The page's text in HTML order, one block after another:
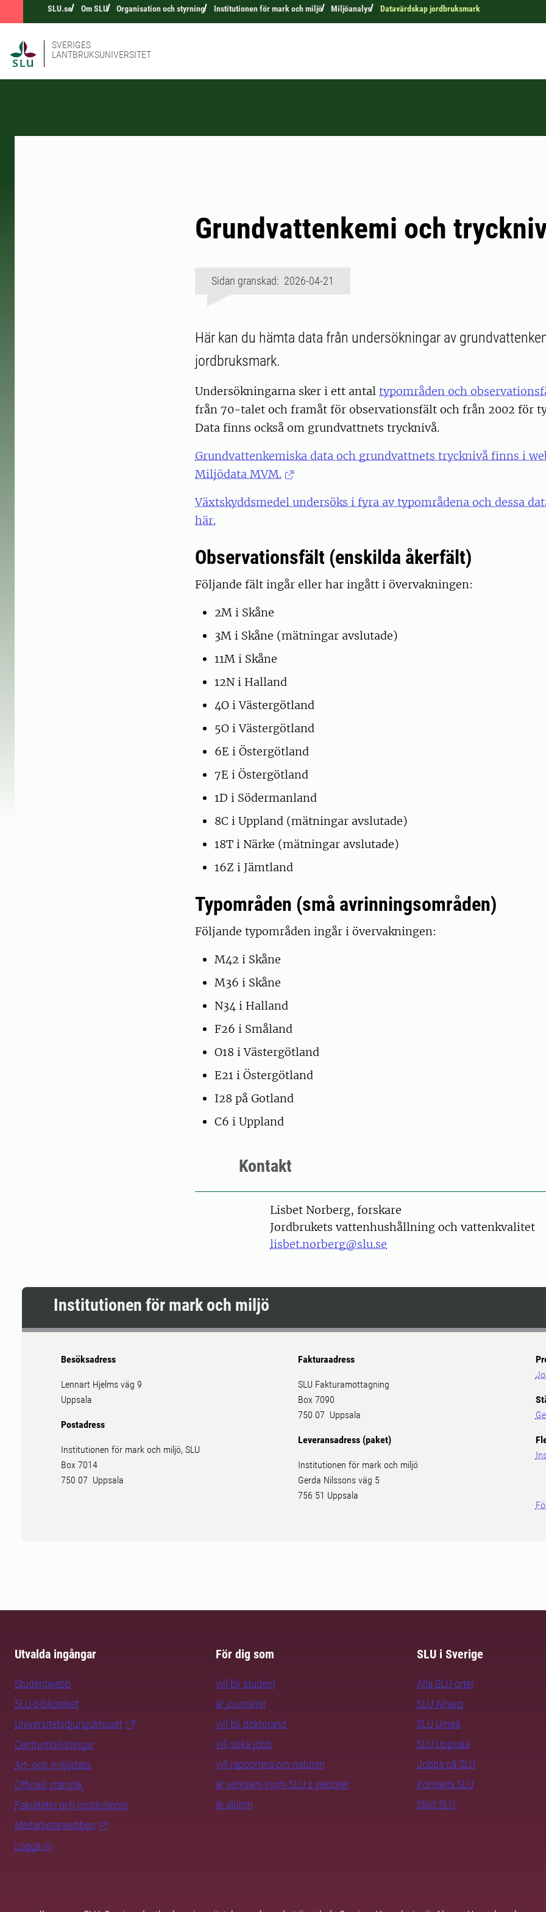
SLU.se Om SLU Organisation och styrning Institutionen för mark och miljö Miljöanalys Datavärdskap jordbruksmark
SVERIGES
LANTBRUKSUNIVERSITET
Grundvattenkemi och
Sidan granskad: 2026-04-21
Här kan du hämta data från undersökningar av
jordbruksmark.
Undersökningarna sker i ett antal typområden och
från 70-talet och framåt för observationsfält och från 2002 för
Data finns också om grundvattnets trycknivå.
Grundvattenkemiska data och grundvattnets trycknivå finns i
Miljödata MVM.
Växtskyddsmedel undersöks i fyra av typområdena och dessa
här.
Observationsfält (enskilda åkerfält)
Följande fält ingår eller har ingått i övervakningen:
2M i Skåne
3M i Skåne (mätningar avslutade)
11M i Skåne
12N i Halland
4O i Västergötland
5O i Västergötland
6E i Östergötland
7E i Östergötland
1D i Södermanland
8C i Uppland (mätningar avslutade)
18T i Närke (mätningar avslutade)
16Z i Jämtland
Typområden (små avrinningsområden)
Följande typområden ingår i övervakningen:
M42 i Skåne
M36 i Skåne
N34 i Halland
F26 i Småland
O18 i Västergötland
E21 i Östergötland
I28 på Gotland
C6 i Uppland
Kontakt
PersonLisbet Norberg, forskare
Jordbrukets vattenhushållning och vattenkvalitet
lisbet.norberg@slu.se
Institutionen för mark och miljö
Besöksadress
Lennart Hjelms väg 9
Uppsala
Postadress
Institutionen för mark och miljö, SLU
Box 7014
750 07 Uppsala
Fakturaadress
SLU Fakturamottagning
Box 7090
750 07 Uppsala
Leveransadress (paket)
Institutionen för mark och miljö
Gerda Nilssons väg 5
756 51 Uppsala
Utvalda ingångar
Studentwebb
SLU-biblioteket
Universitetsdjursjukhuset
Centrumbildningar
Art- och miljödata
Officiell statistik
Fakulteter och institutioner
Medarbetarwebben
Logga in
För dig som
vill bli student
är journalist
vill bli doktorand
vill söka jobb
vill rapportera om naturen
är verksam inom SLU:s sektorer
är alumn
SLU i Sverige
Alla SLU-orter
SLU Alnarp
SLU Umeå
SLU Uppsala
Jobba på SLU
Kontakta SLU
Stöd SLU